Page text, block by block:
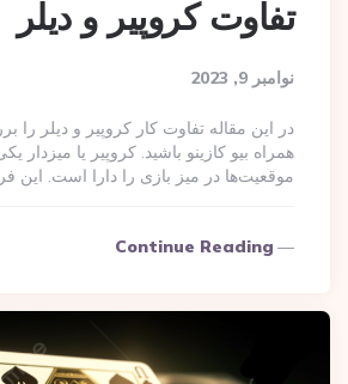
تفاوت کروپیر و دیلر
نوامبر 9, 2023
در این مقاله تفاوت کار کروپیر و دیلر را
همراه بیو کازینو باشید. کروپیر یا میزدار
موقعیت‌ها در میز بازی را دارا است. این
Continue Reading